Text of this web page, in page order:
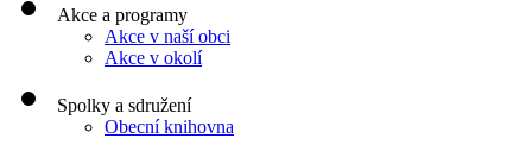
Akce a programy
Akce v naší obci
Akce v okolí
Spolky a sdružení
Obecní knihovna